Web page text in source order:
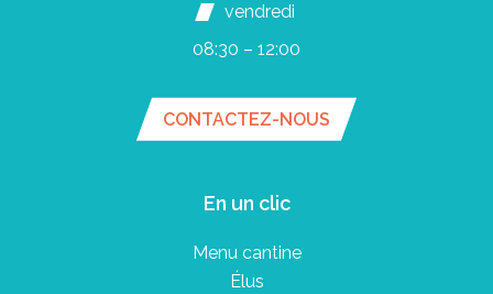
vendredi
08:30 – 12:00
CONTACTEZ-NOUS
En un clic
Menu cantine
Élus